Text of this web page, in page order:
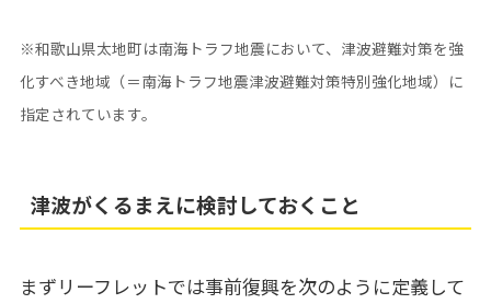
※和歌山県太地町は南海トラフ地震において、津波避難対策を強
化すべき地域（＝南海トラフ地震津波避難対策特別強化地域）に
指定されています。
津波がくるまえに検討しておくこと
まずリーフレットでは事前復興を次のように定義して